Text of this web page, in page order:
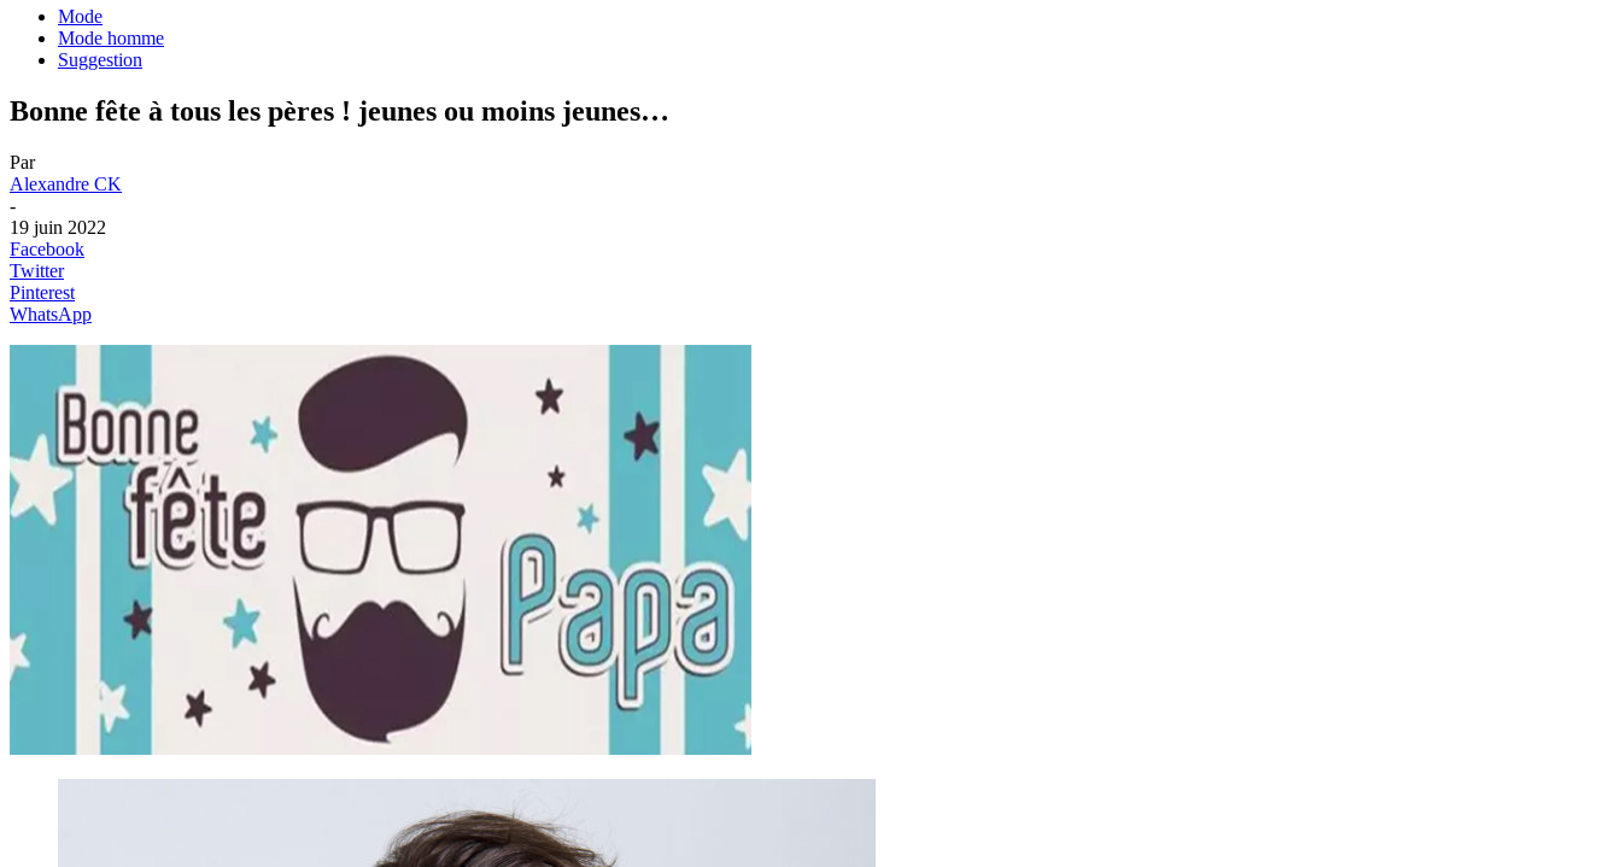
Mode
Mode homme
Suggestion
Bonne fête à tous les pères ! jeunes ou moins jeunes…
Par
Alexandre CK
-
19 juin 2022
Facebook
Twitter
Pinterest
WhatsApp